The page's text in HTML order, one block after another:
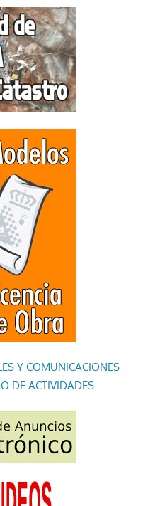
Y COMUNICACIONES
DE ACTIVIDADES